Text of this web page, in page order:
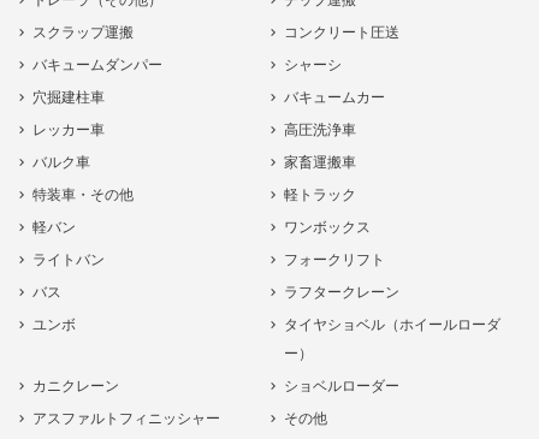
スクラップ運搬
コンクリート圧送
バキュームダンパー
シャーシ
穴掘建柱車
バキュームカー
レッカー車
高圧洗浄車
バルク車
家畜運搬車
特装車・その他
軽トラック
軽バン
ワンボックス
ライトバン
フォークリフト
バス
ラフタークレーン
ユンボ
タイヤショベル（ホイールローダ
ー）
カニクレーン
ショベルローダー
アスファルトフィニッシャー
その他